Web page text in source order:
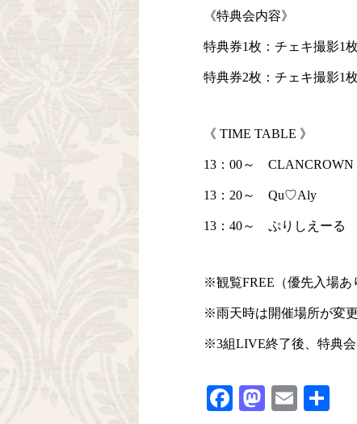
《特典会内容》
特典券1枚：チェキ撮影1
特典券2枚：チェキ撮影1
《 TIME TABLE 》
13：00～ CLANCROWN
13：20～ Qu♡Aly
13：40～ ぷりしえーる
※観覧FREE（優先入場あ
※雨天時は開催場所が変
※3組LIVE終了後、特典会
Facebook
Mastodon
Email